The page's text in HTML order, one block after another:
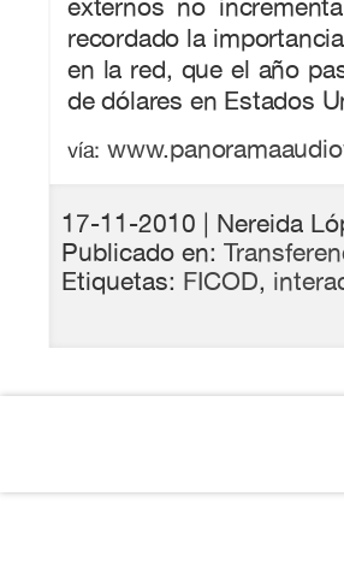
externos no
recordado la
en la red, que el año
de dólares en Estados
vía:
17-11-2010
| Nereida
Publicado en:
Etiquetas: FICOD,